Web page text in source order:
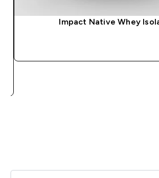
Impact Native Whey